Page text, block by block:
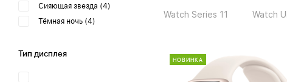
Сияющая звезда (4)
Тёмная ночь (4)
Тип дисплея
Watch Series 11 Watch
НОВИНКА